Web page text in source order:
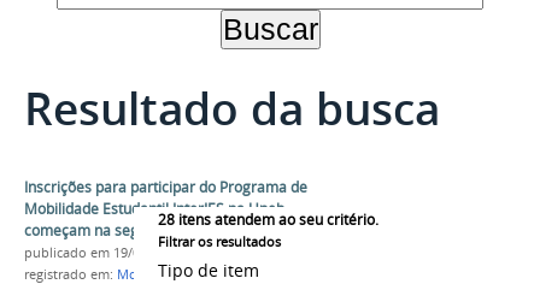
Resultado da busca
28 itens atendem ao seu critério.
Filtrar os resultados
Tipo de item
Inscrições para participar do Programa de
Mobilidade Estudantil InterIES na Uneb
começam na segunda-feira (24)
publicado em 19/02/2025
registrado em: Mobilidade estudantil,